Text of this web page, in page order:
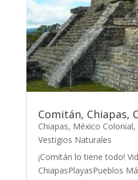
Comitán, Chiapas,
Chiapas, México Colonial,
Vestigios Naturales
¡Comitán lo tiene todo!
ChiapasPlayasPueblos